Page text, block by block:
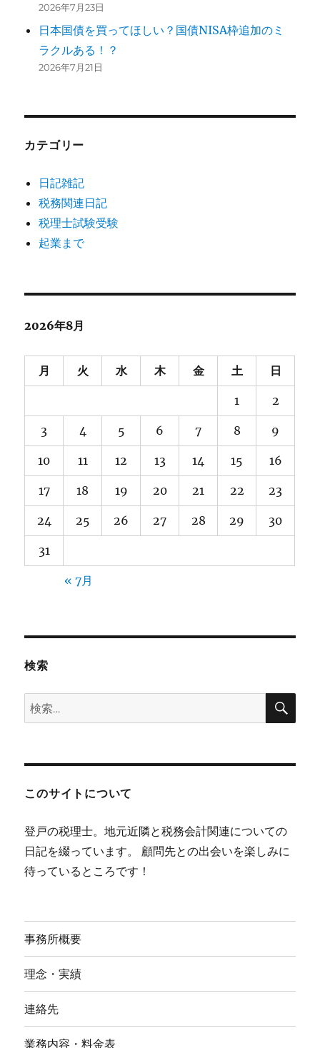
2026年7月23日
日本国債を買ってほしい？国債NISA枠追加のミ
ラクルある！？
2026年7月21日
カテゴリー
日記雑記
税務関連日記
税理士試験受験
起業まで
2026年8月
月 火 水 木 金 土 日
1 2
3 4 5 6 7 8 9
10 11 12 13 14 15 16
17 18 19 20 21 22 23
24 25 26 27 28 29 30
31
« 7月
検索
検
索:
検
このサイトについて
登戸の税理士。地元近隣と税務会計関連についての
日記を綴っています。 顧問先との出会いを楽しみに
待っているところです！
事務所概要
理念・実績
連絡先
業務内容・料金表